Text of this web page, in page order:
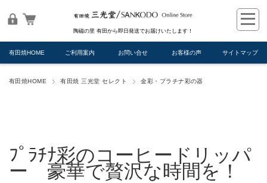
陶磁の里 有田から即日発送でお届けいたします！
有田焼HOME ご利用案内 お問い合せ お客様の声 サイトマップ
有田焼HOME 有田焼 三光堂 セレクト 金彩・プラチナ彩の器
ﾌﾟﾗﾁﾅ彩のコーヒードリッパ
ー 豪華で贅沢な時間を！